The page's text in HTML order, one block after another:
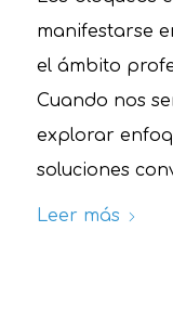
manifestarse
el ámbito
Cuando nos
explorar
soluciones
Leer más